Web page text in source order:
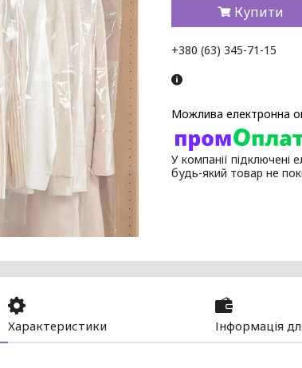
Купити
+380 (63) 345-71-15
У компанії підключені
будь-який товар не
Характеристики Інформація